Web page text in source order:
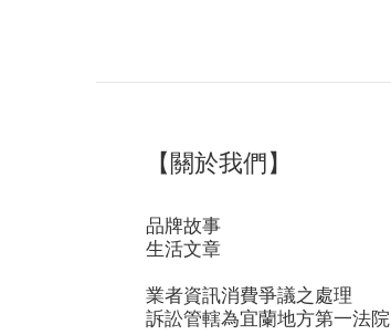
【關於我們】
品牌故事
生活文章
業者資訊消費爭議之處理
訴訟管轄為宜蘭地方第一法院